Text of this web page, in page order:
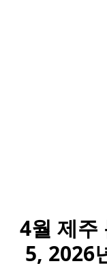
4월 제주
5, 2026